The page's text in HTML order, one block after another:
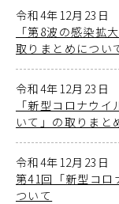
令和4年12月23日
「第8波の感染拡
取りまとめについ
令和4年12月23日
「新型コロナウ
いて」の取りまと
令和4年12月23日
第41回「新型コロ
ついて